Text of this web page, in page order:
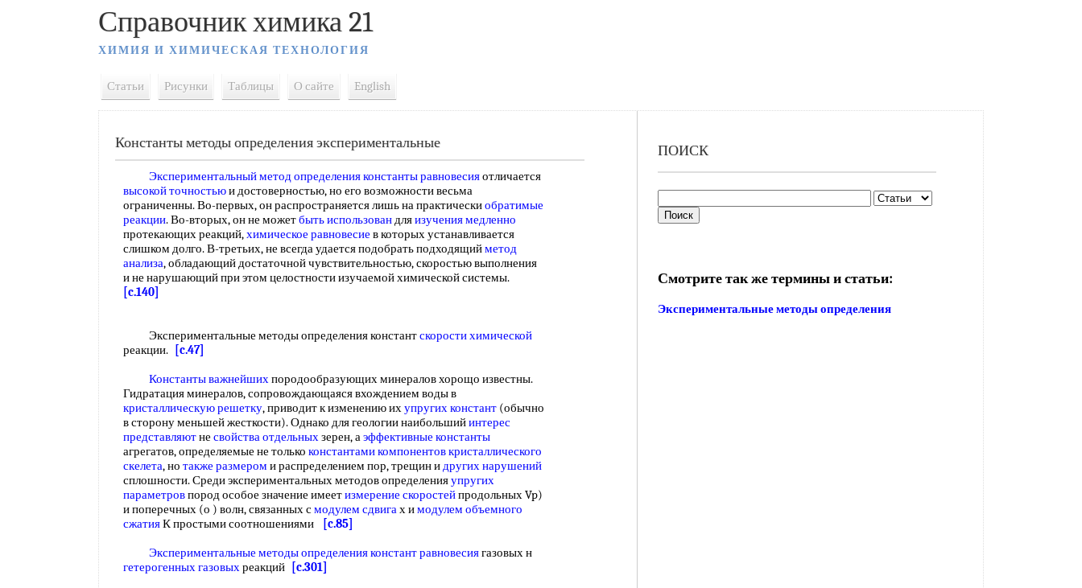
Справочник химика 21
ХИМИЯ И ХИМИЧЕСКАЯ ТЕХНОЛОГИЯ
Статьи Рисунки Таблицы О сайте English
Константы методы определения экспериментальные
Экспериментальный метод определения константы равновесияотличается
высокой точностьюи достоверностью, но его возможности весьма
ограниченны. Во-первых, он распространяется лишь на практическиобратимые
реакции. Во-вторых, он не можетбыть использовандляизучения медленно
протекающих реакций,химическое равновесие в которых устанавливается
слишком долго. В-третьих, не всегда удается подобрать подходящийметод
анализа, обладающий достаточной чувствительностью, скоростью выполнения
и не нарушающий при этом целостности изучаемой химической системы.
[c.140]
Экспериментальные методы определения константскорости химической
реакции.
[c.47]
Константы важнейшихпородообразующих минералов хорощо известны.
Гидратация минералов, сопровождающаяся вхождением воды в
кристаллическую решетку, приводит к изменению ихупругих констант (обычно
в сторону меньшей жесткости). Однако для геологии наибольшийинтерес
представляютне свойства отдельныхзерен, аэффективные константы
агрегатов, определяемые не только константами компонентовкристаллического
скелета, но также размером и распределением пор, трещин идругих нарушений
сплошности. Среди экспериментальных методов определенияупругих
параметровпород особое значение имеетизмерение скоростейпродольных Vp)
и поперечных (о ) волн, связанных смодулем сдвигах имодулем объемного
сжатияК простыми соотношениями
[c.85]
Экспериментальные методы определения констант равновесиягазовых н
гетерогенных газовыхреакций
[c.301]
ПОИСК
Смотрите так же термины и статьи:
Экспериментальные методы определения